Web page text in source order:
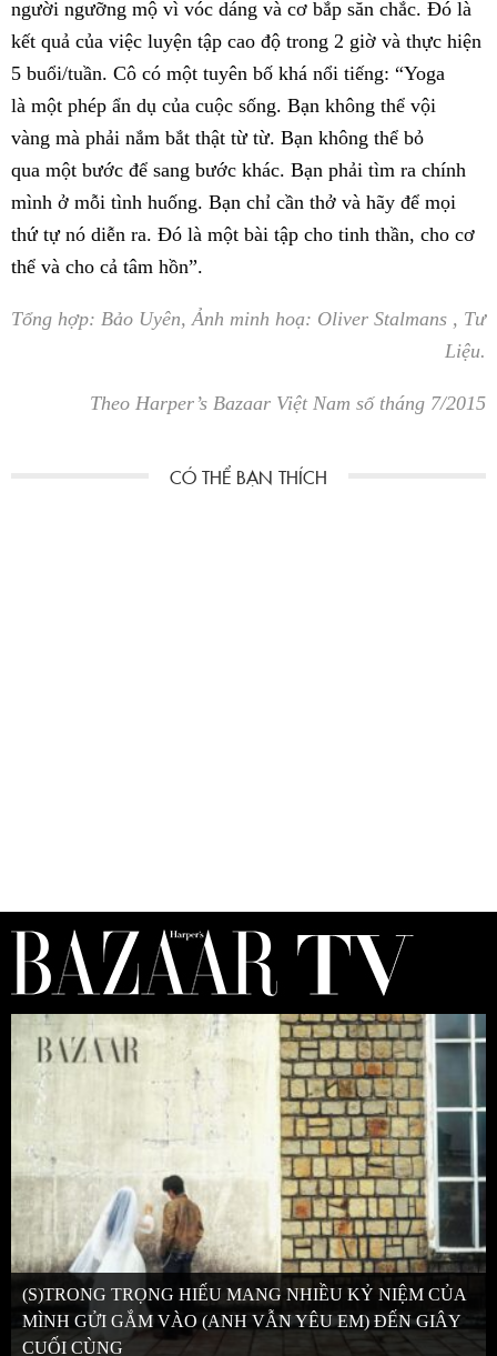
người ngưỡng mộ vì vóc dáng và cơ bắp săn chắc. Đó là
kết quả của việc luyện tập cao độ trong 2 giờ và thực hiện
5 buổi/tuần. Cô có một tuyên bố khá nổi tiếng: “Yoga
là một phép ẩn dụ của cuộc sống. Bạn không thể vội
vàng mà phải nắm bắt thật từ từ. Bạn không thể bỏ
qua một bước để sang bước khác. Bạn phải tìm ra chính
mình ở mỗi tình huống. Bạn chỉ cần thở và hãy để mọi
thứ tự nó diễn ra. Đó là một bài tập cho tinh thần, cho cơ
thể và cho cả tâm hồn”.
Tổng hợp: Bảo Uyên, Ảnh minh hoạ: Oliver Stalmans , Tư
Liệu.
Theo Harper’s Bazaar Việt Nam số tháng 7/2015
(S)TRONG TRỌNG HIẾU MANG NHIỀU KỶ NIỆM CỦA
MÌNH GỬI GẮM VÀO (ANH VẪN YÊU EM) ĐẾN GIÂY
CUỐI CÙNG